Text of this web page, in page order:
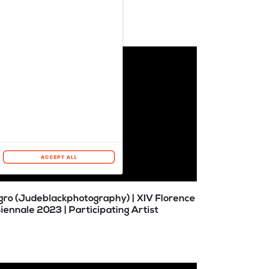
(Judeblackphotography) | XIV Florence
2023 | Participating Artist
ACCEPT ALL